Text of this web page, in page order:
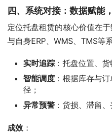
四、系统对接：数据赋能
定位托盘租赁的核心价值在
与自身ERP、WMS、TMS等
实时追踪 ：托盘位置、
智能调度 ：根据库存与
径；
异常预警 ：货损、滞留
成效 ：